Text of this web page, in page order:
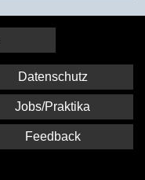
Datenschutz
Jobs/Praktika
Feedback